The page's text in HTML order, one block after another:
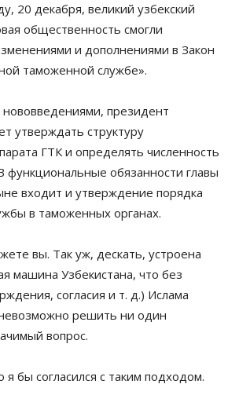
20 декабря, великий узбекский
общественность смогли
и дополнениями в Закон
таможенной службе».
нововведениями, президент
утверждать структуру
ГТК и определять численность
функциональные обязанности главы
входит и утверждение порядка
в таможенных органах.
вы. Так уж, дескать, устроена
машина Узбекистана, что без
согласия и т. д.) Ислама
решить ни один
вопрос.
бы согласился с таким подходом.